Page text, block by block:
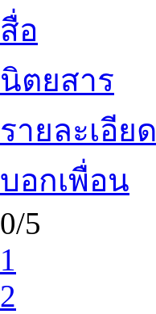
สื่อ
นิตยสาร
รายละเอียด
บอกเพื่อน
0/5
1
2